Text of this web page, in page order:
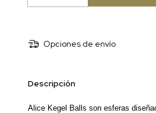
Opciones de envío
Descripción
Alice Kegel Balls son esferas